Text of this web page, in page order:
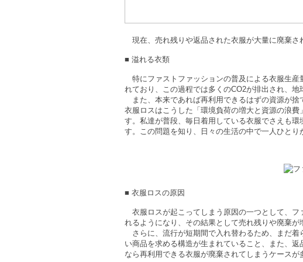
現在、売れ残りや返品された衣服が大量に廃棄さ
■ 溢れる衣類
特にファストファッションの普及による衣服生産
れており、この過程では多くのCO2が排出され、地
また、本来であれば再利用できるはずの資源が捨
衣服ロスはこうした「環境負荷の増大と資源の浪
す。私達が普段、毎日着用している衣服でさえも
す。この問題を知り、日々の生活の中で一人ひとり
■ 衣服ロスの原因
衣服ロスが起こってしまう原因の一つとして、フ
れるようになり、その結果として売れ残りや廃棄が
さらに、流行が短期間で入れ替わるため、まだ着
い商品を求める構造が生まれていること、また、
なら再利用できる衣服が廃棄されてしまうケース